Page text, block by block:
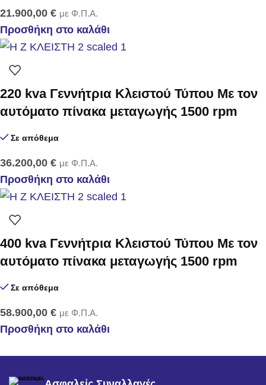
21.900,00 € με Φ.Π.Α.
Προσθήκη στο καλάθι
220 kva Γεννήτρια Κλειστού Τύπου Με τον
αυτόματο πίνακα μεταγωγής 1500 rpm
Σε απόθεμα
36.200,00 € με Φ.Π.Α.
Προσθήκη στο καλάθι
400 kva Γεννήτρια Κλειστού Τύπου Με τον
αυτόματο πίνακα μεταγωγής 1500 rpm
Σε απόθεμα
58.900,00 € με Φ.Π.Α.
Προσθήκη στο καλάθι